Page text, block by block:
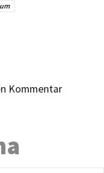
Kommentar